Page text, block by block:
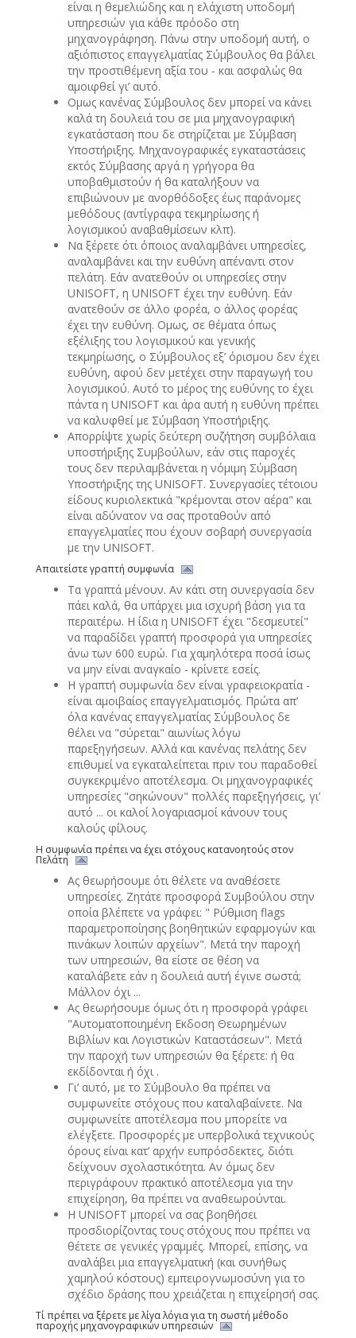
είναι η θεμελιώδης και η ελάχιστη υποδομή
υπηρεσιών για κάθε πρόοδο στη
μηχανογράφηση. Πάνω στην υποδομή αυτή, ο
αξιόπιστος επαγγελματίας Σύμβουλος θα βάλει
την προστιθέμενη αξία του - και ασφαλώς θα
αμοιφθεί γι’ αυτό.
Ομως κανένας Σύμβουλος δεν μπορεί να κάνει
καλά τη δουλειά του σε μια μηχανογραφική
εγκατάσταση που δε στηρίζεται με Σύμβαση
Υποστήριξης. Μηχανογραφικές εγκαταστάσεις
εκτός Σύμβασης αργά η γρήγορα θα
υποβαθμιστούν ή θα καταλήξουν να
επιβιώνουν με ανορθόδοξες έως παράνομες
μεθόδους (αντίγραφα τεκμηρίωσης ή
λογισμικού αναβαθμίσεων κλπ).
Να ξέρετε ότι όποιος αναλαμβάνει υπηρεσίες,
αναλαμβάνει και την ευθύνη απέναντι στον
πελάτη. Εάν ανατεθούν οι υπηρεσίες στην
UNISOFT, η UNISOFT έχει την ευθύνη. Εάν
ανατεθούν σε άλλο φορέα, ο άλλος φορέας
έχει την ευθύνη. Ομως, σε θέματα όπως
εξέλιξης του λογισμικού και γενικής
τεκμηρίωσης, ο Σύμβουλος εξ’ όρισμου δεν έχει
ευθύνη, αφού δεν μετέχει στην παραγωγή του
λογισμικού. Αυτό το μέρος της ευθύνης το έχει
πάντα η UNISOFT και άρα αυτή η ευθύνη πρέπει
να καλυφθεί με Σύμβαση Υποστήριξης.
Απορρίψτε χωρίς δεύτερη συζήτηση συμβόλαια
υποστήριξης Συμβούλων, εάν στις παροχές
τους δεν περιλαμβάνεται η νόμιμη Σύμβαση
Υποστήριξης της UNISOFT. Συνεργασίες τέτοιου
είδους κυριολεκτικά "κρέμονται στον αέρα" και
είναι αδύνατον να σας προταθούν από
επαγγελματίες που έχουν σοβαρή συνεργασία
με την UNISOFT.
Απαιτείστε γραπτή συμφωνία
Τα γραπτά μένουν. Αν κάτι στη συνεργασία δεν
πάει καλά, θα υπάρχει μια ισχυρή βάση για τα
περαιτέρω. Η ίδια η UNISOFT έχει "δεσμευτεί"
να παραδίδει γραπτή προσφορά για υπηρεσίες
άνω των 600 ευρώ. Για χαμηλότερα ποσά ίσως
να μην είναι αναγκαίο - κρίνετε εσείς.
Η γραπτή συμφωνία δεν είναι γραφειοκρατία -
είναι αμοιβαίος επαγγελματισμός. Πρώτα απ’
όλα κανένας επαγγελματίας Σύμβουλος δε
θέλει να "σύρεται" αιωνίως λόγω
παρεξηγήσεων. Αλλά και κανένας πελάτης δεν
επιθυμεί να εγκαταλείπεται πριν του παραδοθεί
συγκεκριμένο αποτέλεσμα. Οι μηχανογραφικές
υπηρεσίες "σηκώνουν" πολλές παρεξηγήσεις, γι’
αυτό ... οι καλοί λογαριασμοί κάνουν τους
καλούς φίλους.
Η συμφωνία πρέπει να έχει στόχους κατανοητούς στον
Πελάτη
Ας θεωρήσουμε ότι θέλετε να αναθέσετε
υπηρεσίες. Ζητάτε προσφορά Συμβούλου στην
οποία βλέπετε να γράφει: " Ρύθμιση flags
παραμετροποίησης βοηθητικών εφαρμογών και
πινάκων λοιπών αρχείων". Μετά την παροχή
των υπηρεσιών, θα είστε σε θέση να
καταλάβετε εάν η δουλειά αυτή έγινε σωστά;
Μάλλον όχι ...
Ας θεωρήσουμε όμως ότι η προσφορά γράφει
"Αυτοματοποιημένη Εκδοση Θεωρημένων
Βιβλίων και Λογιστικών Καταστάσεων". Μετά
την παροχή των υπηρεσιών θα ξέρετε: ή θα
εκδίδονται ή όχι .
Γι’ αυτό, με το Σύμβουλο θα πρέπει να
συμφωνείτε στόχους που καταλαβαίνετε. Να
συμφωνείτε αποτέλεσμα που μπορείτε να
ελέγξετε. Προσφορές με υπερβολικά τεχνικούς
όρους είναι κατ’ αρχήν ευπρόσδεκτες, διότι
δείχνουν σχολαστικότητα. Αν όμως δεν
περιγράφουν πρακτικό αποτέλεσμα για την
επιχείρηση, θα πρέπει να αναθεωρούνται.
Η UNISOFT μπορεί να σας βοηθήσει
προσδιορίζοντας τους στόχους που πρέπει να
θέτετε σε γενικές γραμμές. Μπορεί, επίσης, να
αναλάβει μια επαγγελματική (και συνήθως
χαμηλού κόστους) εμπειρογνωμοσύνη για το
σχέδιο δράσης που χρειάζεται η επιχείρησή σας.
Τί πρέπει να ξέρετε με λίγα λόγια για τη σωστή μέθοδο
παροχής μηχανογραφικών υπηρεσιών